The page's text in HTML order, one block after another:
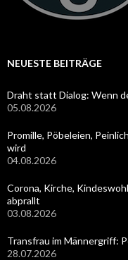
NEUESTE BEITRÄGE
Draht statt Dialog: Wenn
05.08.2026
Promille, Pöbeleien,
wird
04.08.2026
Corona, Kirche,
abprallt
03.08.2026
Transfrau im Männergriff:
28.07.2026